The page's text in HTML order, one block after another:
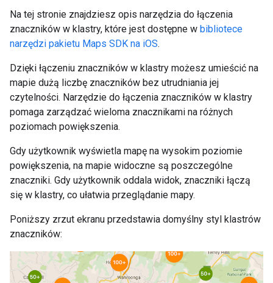
Na tej stronie znajdziesz opis narzędzia do łączenia
znaczników w klastry, które jest dostępne w bibliotece
narzędzi pakietu Maps SDK na iOS.
Dzięki łączeniu znaczników w klastry możesz umieścić na
mapie dużą liczbę znaczników bez utrudniania jej
czytelności. Narzędzie do łączenia znaczników w klastry
pomaga zarządzać wieloma znacznikami na różnych
poziomach powiększenia.
Gdy użytkownik wyświetla mapę na wysokim poziomie
powiększenia, na mapie widoczne są poszczególne
znaczniki. Gdy użytkownik oddala widok, znaczniki łączą
się w klastry, co ułatwia przeglądanie mapy.
Poniższy zrzut ekranu przedstawia domyślny styl klastrów
znaczników: